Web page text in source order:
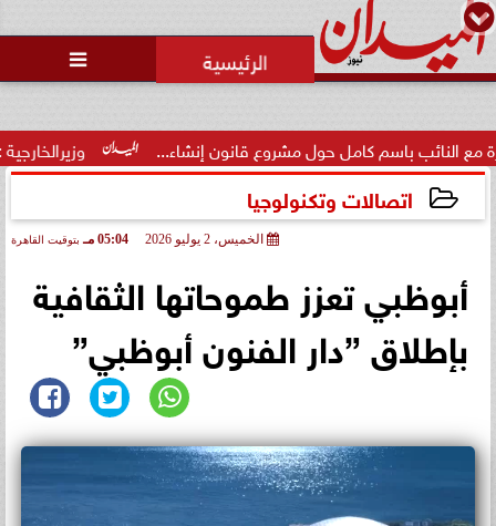

وزيرالخارجية : القدس والضفة وغزة مشروع قانون إنشاء...
اتصالات وتكنولوجيا
الخميس، 2 يوليو 2026 05:04 مـ بتوقيت القاهرة
أبوظبي تعزز طموحاتها الثقافية
بإطلاق ”دار الفنون أبوظبي”
الاتحاد العربي للتطوع يرعى
مسابقة وسام الخير